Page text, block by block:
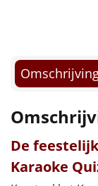
Borrelplank
Slowcooker
Noodradio
De
Karaoke